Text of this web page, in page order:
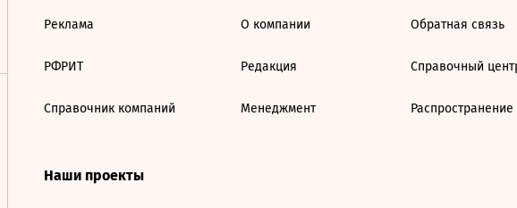
Реклама
РФРИТ
Справочник компаний
О компании
Редакция
Менеджмент
Обратная связь
Справочный
Распространение
Наши проекты